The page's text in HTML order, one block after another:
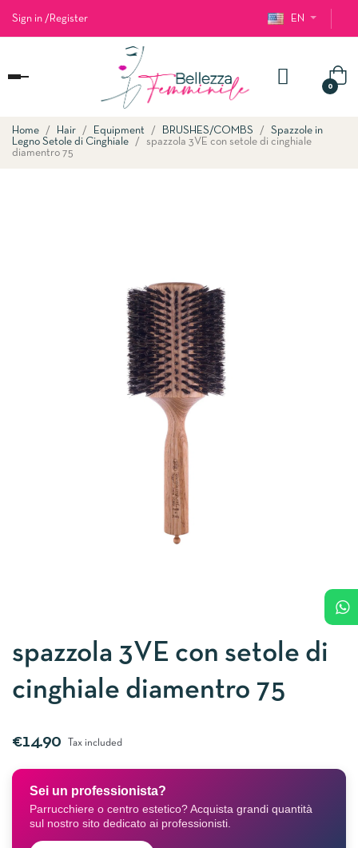
Sign in / Register EN
Toggle
0
Home Hair Equipment BRUSHES/COMBS
Spazzole in
Legno Setole di Cinghiale
spazzola 3VE con setole di cinghiale
diamentro 75
spazzola 3VE con setole di
cinghiale diamentro 75
€14.90 Tax included
Sei un professionista?
Parrucchiere o centro estetico? Acquista grandi quantità
sul nostro sito dedicato ai professionisti.